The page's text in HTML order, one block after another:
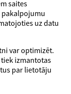
saites
pakalpojumu
uz datu
var optimizēt.
izmantotas
par lietotāju